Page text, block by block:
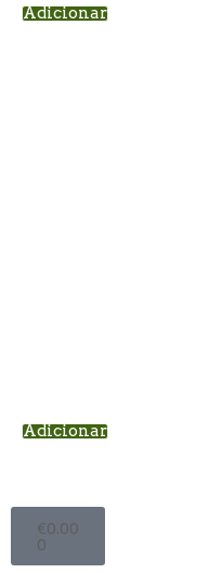
Adicionar
Adicionar
€0.00
0